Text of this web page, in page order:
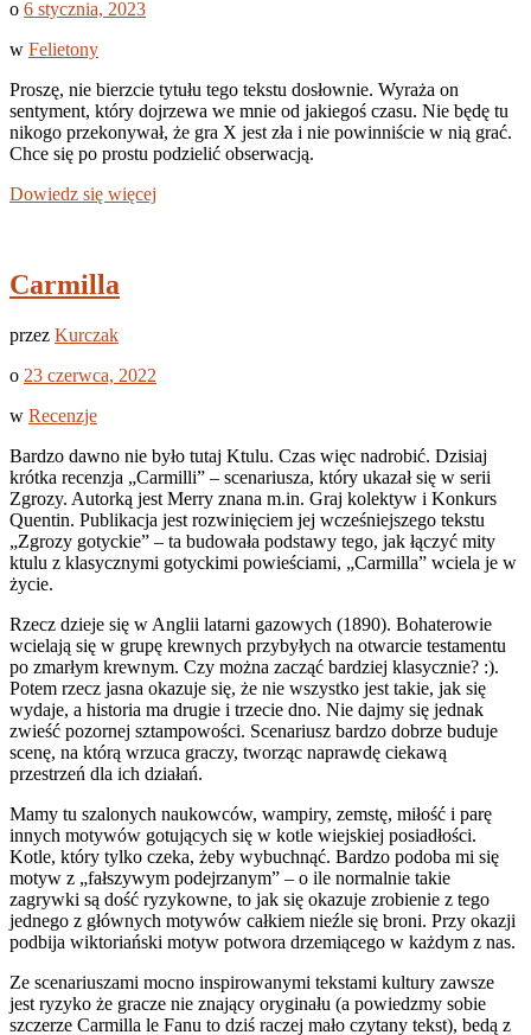
o 6 stycznia, 2023
w Felietony
Proszę, nie bierzcie tytułu tego tekstu dosłownie. Wyraża on
sentyment, który dojrzewa we mnie od jakiegoś czasu. Nie będę tu
nikogo przekonywał, że gra X jest zła i nie powinniście w nią grać.
Chce się po prostu podzielić obserwacją.
Dowiedz się więcej
Carmilla
przez Kurczak
o 23 czerwca, 2022
w Recenzje
Bardzo dawno nie było tutaj Ktulu. Czas więc nadrobić. Dzisiaj
krótka recenzja „Carmilli” – scenariusza, który ukazał się w serii
Zgrozy. Autorką jest Merry znana m.in. Graj kolektyw i Konkurs
Quentin. Publikacja jest rozwinięciem jej wcześniejszego tekstu
„Zgrozy gotyckie” – ta budowała podstawy tego, jak łączyć mity
ktulu z klasycznymi gotyckimi powieściami, „Carmilla” wciela je w
życie.
Rzecz dzieje się w Anglii latarni gazowych (1890). Bohaterowie
wcielają się w grupę krewnych przybyłych na otwarcie testamentu
po zmarłym krewnym. Czy można zacząć bardziej klasycznie? :).
Potem rzecz jasna okazuje się, że nie wszystko jest takie, jak się
wydaje, a historia ma drugie i trzecie dno. Nie dajmy się jednak
zwieść pozornej sztampowości. Scenariusz bardzo dobrze buduje
scenę, na którą wrzuca graczy, tworząc naprawdę ciekawą
przestrzeń dla ich działań.
Mamy tu szalonych naukowców, wampiry, zemstę, miłość i parę
innych motywów gotujących się w kotle wiejskiej posiadłości.
Kotle, który tylko czeka, żeby wybuchnąć. Bardzo podoba mi się
motyw z „fałszywym podejrzanym” – o ile normalnie takie
zagrywki są dość ryzykowne, to jak się okazuje zrobienie z tego
jednego z głównych motywów całkiem nieźle się broni. Przy okazji
podbija wiktoriański motyw potwora drzemiącego w każdym z nas.
Ze scenariuszami mocno inspirowanymi tekstami kultury zawsze
jest ryzyko że gracze nie znający oryginału (a powiedzmy sobie
szczerze Carmilla le Fanu to dziś raczej mało czytany tekst), bedą z